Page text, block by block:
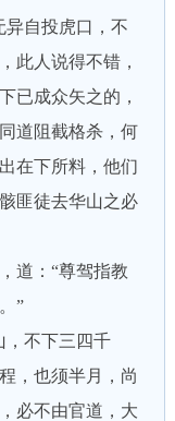
自投虎口，不
此人说得不错，
已成众矢之的，
道阻截格杀，何
在下所料，他们
匪徒去华山之必
道：“尊驾指教
”
不下三四千
，也须半月，尚
必不由官道，大